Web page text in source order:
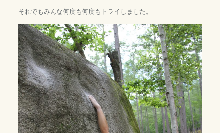
それでもみんな何度も何度もトライしました。